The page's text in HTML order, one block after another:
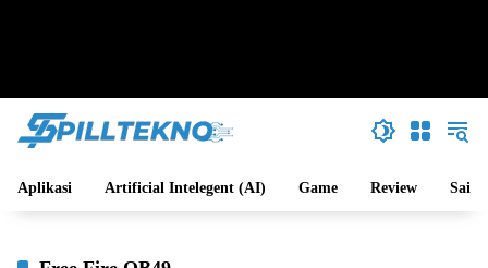
Aplikasi Artificial Intelegent (AI) Game Review Sains